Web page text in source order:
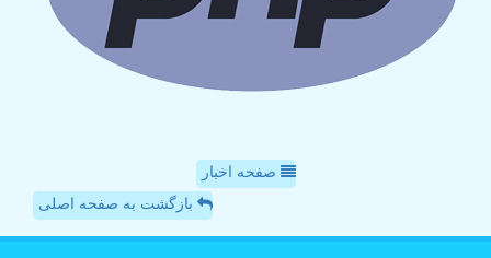
صفحه اخبار
بازگشت به صفحه اصلی